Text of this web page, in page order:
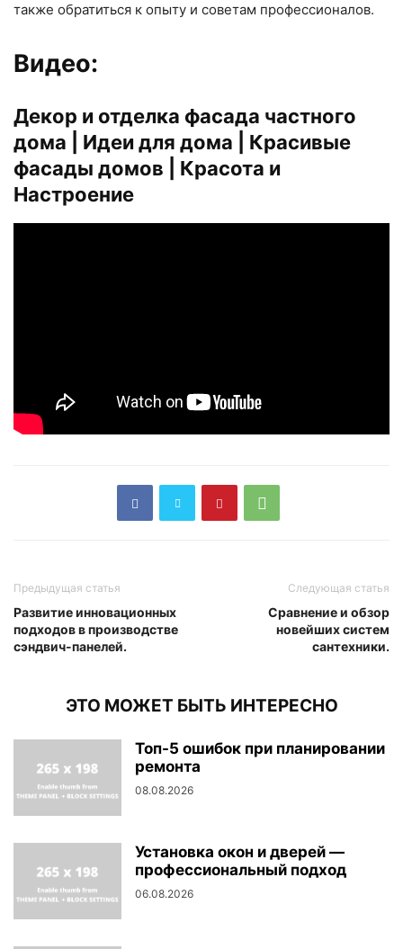
также обратиться к опыту и советам профессионалов.
Видео:
Декор и отделка фасада частного
дома | Идеи для дома | Красивые
фасады домов | Красота и
Настроение
Предыдущая статья
Развитие инновационных
подходов в производстве
сэндвич-панелей.
Следующая статья
Сравнение и обзор
новейших систем
сантехники.
ЭТО МОЖЕТ БЫТЬ ИНТЕРЕСНО
Топ-5 ошибок при планировании
ремонта
08.08.2026
Установка окон и дверей —
профессиональный подход
06.08.2026